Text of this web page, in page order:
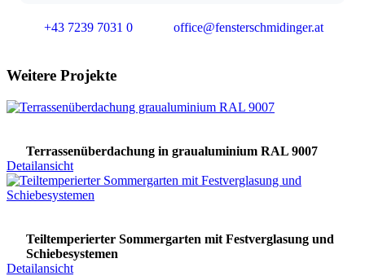
+43 7239 7031 0 office@fensterschmidinger.at
Weitere Projekte
Terrassenüberdachung in graualuminium RAL 9007
Detailansicht
Teiltemperierter Sommergarten mit Festverglasung und
Schiebesystemen
Detailansicht